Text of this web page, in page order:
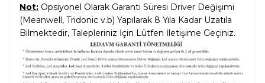
Not: Opsiyonel Olarak Garanti Süresi Driver Değişimi
(Meanwell, Tridonic v.b) Yapılarak 8 Yıla Kadar Uzatıla
Bilmektedir, Talepleriniz İçin Lütfen İletişime Geçiniz.